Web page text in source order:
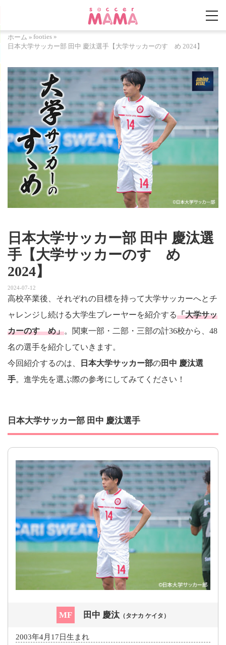
ホーム » footies »
日本大学サッカー部 田中 慶汰選手【大学サッカーのすゝめ 2024】
日本大学サッカー部 田中 慶汰選
手【大学サッカーのすゝめ
2024】
2024-07-12
高校卒業後、それぞれの目標を持って大学サッカーへとチ
ャレンジし続ける大学生プレーヤーを紹介する「大学サッ
カーのすゝめ」。関東一部・二部・三部の計36校から、48
名の選手を紹介していきます。
今回紹介するのは、
日本大学サッカー部の田中 慶汰選
手。進学先を選ぶ際の参考にしてみてください！
日本大学サッカー部 田中 慶汰選手
MF 田中 慶汰 （タナカ ケイタ）
2003年4月17日生まれ